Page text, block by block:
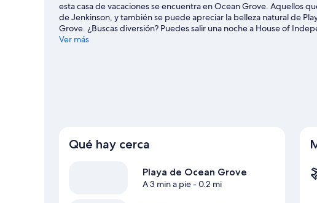
esta casa de vacaciones se encuentra en Ocean Grove. Aquellos
de Jenkinson, y también se puede apreciar la belleza natural de
Grove. ¿Buscas diversión? Puedes salir una noche a House of
Grove
Ver más
Qué hay cerca
Playa de Ocean Grove
A 3 min a pie- 0.2 mi